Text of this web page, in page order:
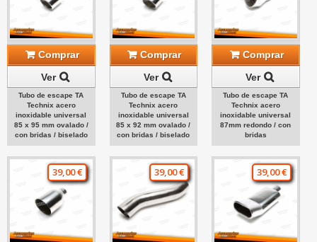
Comprar
Ver
Tubo de escape TA
Technix acero
inoxidable universal
85 x 95 mm ovalado /
con bridas / biselado
Comprar
Ver
Tubo de escape TA
Technix acero
inoxidable universal
85 x 92 mm ovalado /
con bridas / biselado
Comprar
Ver
Tubo de escape TA
Technix acero
inoxidable universal
87mm redondo / con
bridas
39,00 € 39,00 € 39,00 €